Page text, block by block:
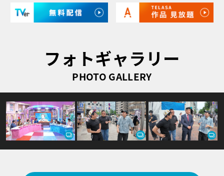
フォトギャラリー
PHOTO GALLERY